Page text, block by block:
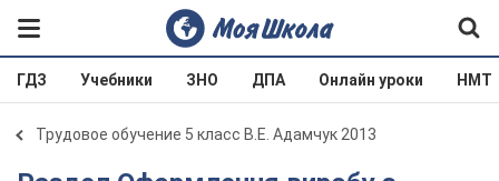
ГДЗ Учебники ЗНО ДПА Онлайн уроки НМТ
Трудовое обучение 5 класс В.Е. Адамчук 2013